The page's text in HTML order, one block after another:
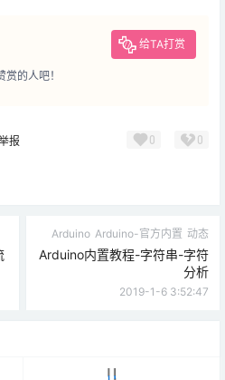
给TA打赏
的人吧！
报 0 0
Arduino Arduino-官方内置 动态
Arduino内置教程-字符串-字符
分析
2019-1-6 3:52:47